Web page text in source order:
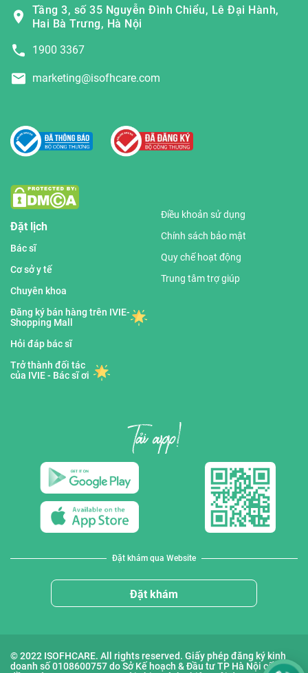
Tầng 3, số 35 Nguyễn Đình Chiểu, Lê Đại Hành,
Hai Bà Trưng, Hà Nội
1900 3367
marketing@isofhcare.com
Đặt lịch
Bác sĩ
Cơ sở y tế
Chuyên khoa
Đăng ký bán hàng trên IVIE-
Shopping Mall
Hỏi đáp bác sĩ
Trở thành đối tác
của IVIE - Bác sĩ ơi
Điều khoản sử dụng
Chính sách bảo mật
Quy chế hoạt động
Trung tâm trợ giúp
Đặt khám qua Website
Đặt khám
© 2022 ISOFHCARE. All rights reserved. Giấy phép đăng ký kinh
doanh số 0108600757 do Sở Kế hoạch & Đầu tư TP Hà Nội cấp lần